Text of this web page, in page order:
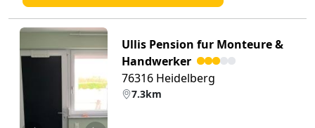
Ullis Pension fur Monteure &
Handwerker
76316 Heidelberg
7.3km